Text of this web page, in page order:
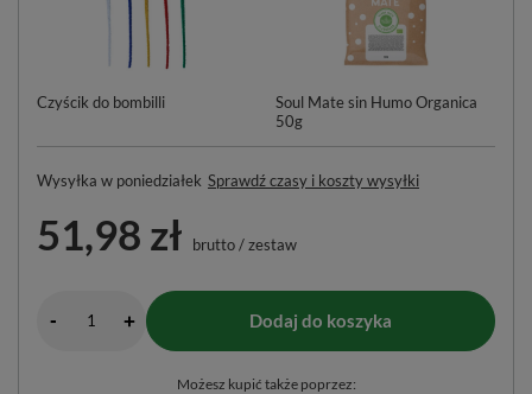
Czyścik do bombilli
Soul Mate sin Humo Organica
50g
Wysyłka w poniedziałek Sprawdź czasy i koszty wysyłki
51,98 zł brutto/zestaw
- + Dodaj do koszyka
Możesz kupić także poprzez: